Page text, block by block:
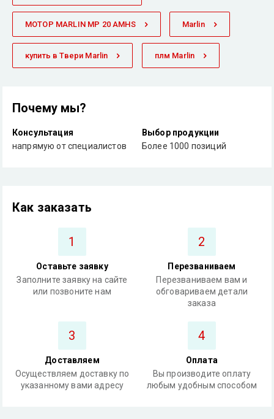
МОТОР MARLIN MP 20 AMHS Marlin
купить в Твери Marlin плм Marlin
Почему мы?
Консультация
напрямую от специалистов
Выбор продукции
Более 1000 позиций
Как заказать
1
Оставьте заявку
Заполните заявку на сайте
или позвоните нам
2
Перезваниваем
Перезваниваем вам и
обговариваем детали
заказа
3
Доставляем
Осуществляем доставку по
указанному вами адресу
4
Оплата
Вы производите оплату
любым удобным способом